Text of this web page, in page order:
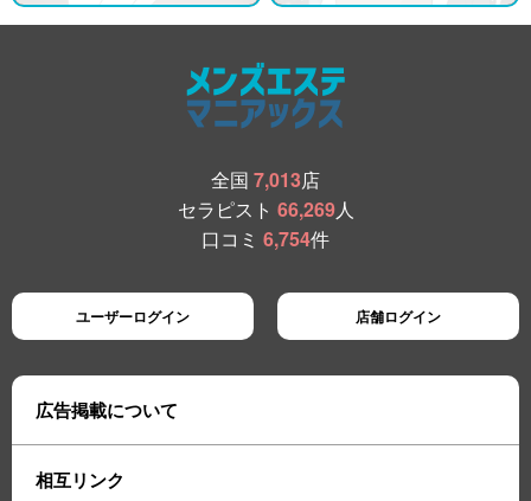
全国 7,013店
セラピスト 66,269人
口コミ 6,754件
ユーザーログイン 店舗ログイン
広告掲載について
相互リンク